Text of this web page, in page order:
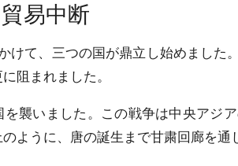
易中断
て、三つの国が鼎立し始めました
阻まれました。
襲いました。この戦争は中央アジ
ように、唐の誕生まで甘粛回廊を通